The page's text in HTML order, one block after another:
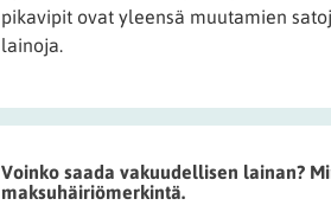
pikavipit ovat yleensä muutamien
lainoja.
Voinko saada vakuudellisen lainan?
maksuhäiriömerkintä.